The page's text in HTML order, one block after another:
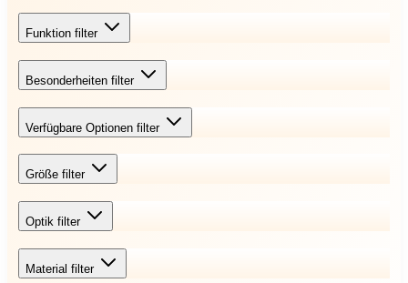
Funktion filter
Besonderheiten filter
Verfügbare Optionen filter
Größe filter
Optik filter
Material filter